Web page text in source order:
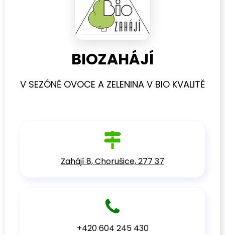
BIOZAHÁJÍ
V SEZÓNĚ OVOCE A ZELENINA V BIO KVALITĚ
Zahájí 8, Chorušice, 277 37
+420 604 245 430